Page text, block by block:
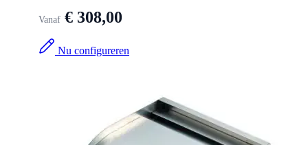
Vanaf € 308,00
Nu configureren